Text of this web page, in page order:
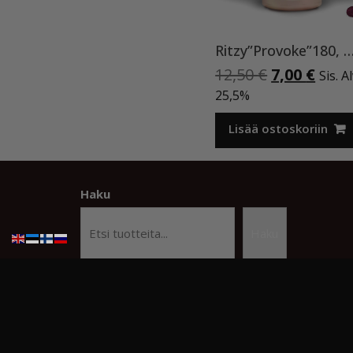
Ritzy”Provoke”180, geelilakka
12,50€
oli:
12,50 €.
7,00 €
on:
7,00 €.
Sis.
25,5%
Lisää ostoskoriin
Haku